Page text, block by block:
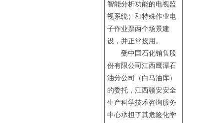
智能分析功能的电视监
视系统）和特殊作业电
子作业票两个场景建
设，并正常投用。
受中国石化销售股
份有限公司江西鹰潭石
油分公司（白马油库）
的委托，江西赣安安全
生产科学技术咨询服务
中心承担了其危险化学